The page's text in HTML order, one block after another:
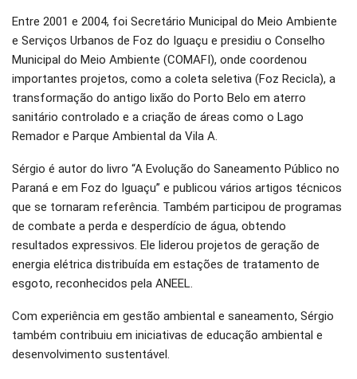
Entre 2001 e 2004, foi Secretário Municipal do Meio Ambiente
e Serviços Urbanos de Foz do Iguaçu e presidiu o Conselho
Municipal do Meio Ambiente (COMAFI), onde coordenou
importantes projetos, como a coleta seletiva (Foz Recicla), a
transformação do antigo lixão do Porto Belo em aterro
sanitário controlado e a criação de áreas como o Lago
Remador e Parque Ambiental da Vila A.
Sérgio é autor do livro “A Evolução do Saneamento Público no
Paraná e em Foz do Iguaçu” e publicou vários artigos técnicos
que se tornaram referência. Também participou de programas
de combate a perda e desperdício de água, obtendo
resultados expressivos. Ele liderou projetos de geração de
energia elétrica distribuída em estações de tratamento de
esgoto, reconhecidos pela ANEEL.
Com experiência em gestão ambiental e saneamento, Sérgio
também contribuiu em iniciativas de educação ambiental e
desenvolvimento sustentável.